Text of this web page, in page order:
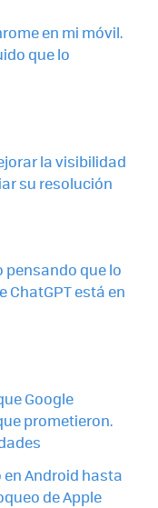
en mi móvil.
que lo
la visibilidad
su resolución
pensando que lo
ChatGPT está en
Google
prometieron.
Android hasta
de Apple